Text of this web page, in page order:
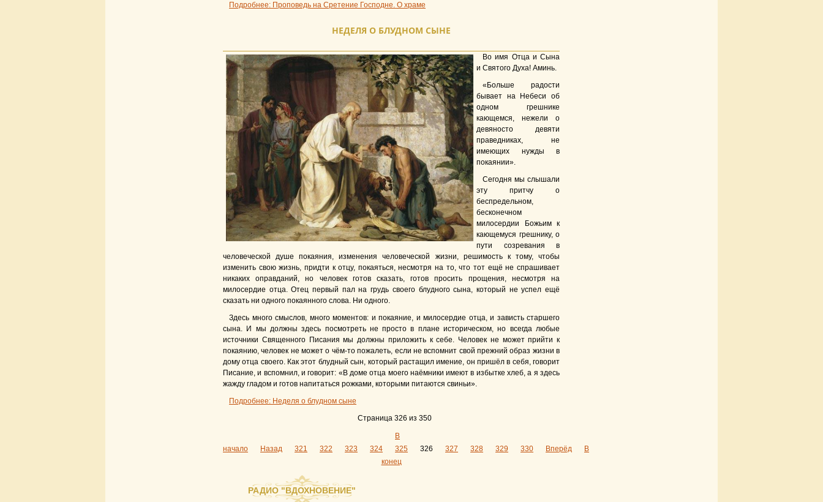
Подробнее: Проповедь на Сретение Господне. О храме
НЕДЕЛЯ О БЛУДНОМ СЫНЕ
Во имя Отца и Сына
и Святого Духа! Аминь.
«Больше радости
бывает на Небеси об
одном грешнике
кающемся, нежели о
девяносто девяти
праведниках, не
имеющих нужды в
покаянии».
Сегодня мы слышали
эту притчу о
беспредельном,
бесконечном
милосердии Божьим к
кающемуся грешнику, о
пути созревания в
человеческой душе покаяния, изменения человеческой жизни, решимость к тому, чтобы
изменить свою жизнь, придти к отцу, покаяться, несмотря на то, что тот ещё не спрашивает
никаких оправданий, но человек готов сказать, готов просить прощения, несмотря на
милосердие отца. Отец первый пал на грудь своего блудного сына, который не успел ещё
сказать ни одного покаянного слова. Ни одного.
Здесь много смыслов, много моментов: и покаяние, и милосердие отца, и зависть старшего
сына. И мы должны здесь посмотреть не просто в плане историческом, но всегда любые
источники Священного Писания мы должны приложить к себе. Человек не может прийти к
покаянию, человек не может о чём-то пожалеть, если не вспомнит свой прежний образ жизни в
дому отца своего. Как этот блудный сын, который растащил имение, он пришёл в себя, говорит
Писание, и вспомнил, и говорит: «В доме отца моего наёмники имеют в избытке хлеб, а я здесь
жажду гладом и готов напитаться рожками, которыми питаются свиньи».
Подробнее: Неделя о блудном сыне
Страница 326 из 350
В
начало
Назад 321 322 323 324 325 326 327 328 329 330 Вперёд
В
конец
РАДИО "ВДОХНОВЕНИЕ"